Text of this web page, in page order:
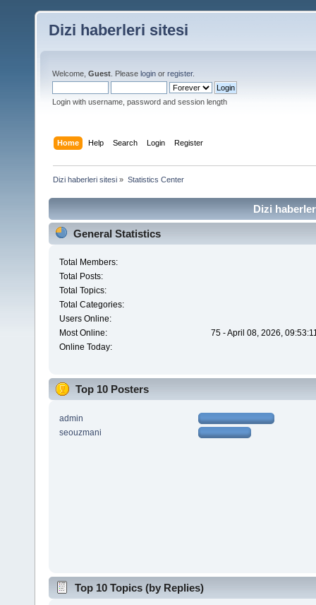
Dizi haberleri sitesi
Welcome, Guest . Please login or register.
Login with username, password and session length
Home Help Search Login Register
Dizi haberleri sitesi » Statistics Center
Dizi
General Statistics
Total Members:
Total Posts:
Total Topics:
Total Categories:
Users Online:
Most Online:
75 - April 08, 2026,
Online Today:
Top 10 Posters
admin
seouzmani
Top 10 Topics (by Replies)